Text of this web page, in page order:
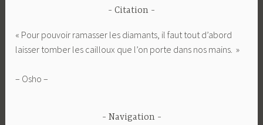
Citation
« Pour pouvoir ramasser les diamants, il faut tout d’abord
laisser tomber les cailloux que l’on porte dans nos mains. »
– Osho –
Navigation